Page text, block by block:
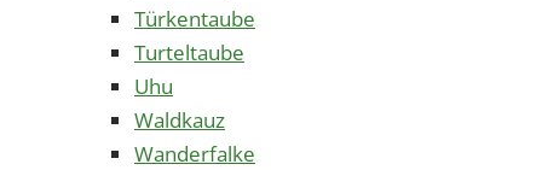
Türkentaube
Turteltaube
Uhu
Waldkauz
Wanderfalke